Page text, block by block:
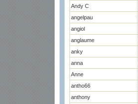
Andy C
angelpau
angiol
anglaume
anky
anna
Anne
antho66
anthony